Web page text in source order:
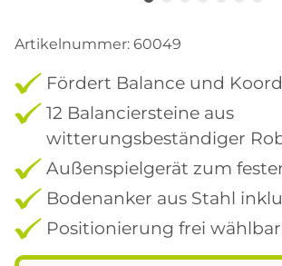
Artikelnummer: 60049
Fördert Balance und
12 Balanciersteine aus
witterungsbeständiger
Außenspielgerät zum
Bodenanker aus Stahl
Positionierung frei wählbar